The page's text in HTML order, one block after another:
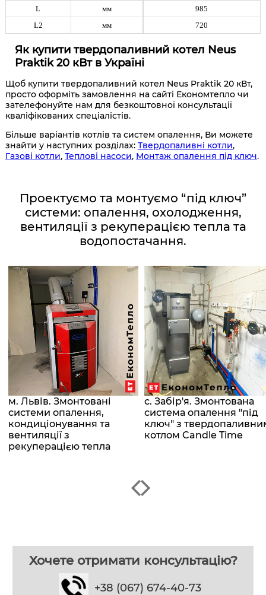
L мм
985
L2
мм 720
Як купити твердопаливний котел Neus
Praktik 20 кВт в Україні
Щоб купити твердопаливний котел Neus Praktik 20 кВт,
просто оформіть замовлення на сайті Економтепло чи
зателефонуйте нам для безкоштовної консультації
кваліфікованих спеціалістів.
Більше варіантів котлів та систем опалення, Ви можете
знайти у наступних розділах: Твердопаливні котли,
Газові котли, Теплові насоси, Монтаж опалення під ключ.
Проектуємо та монтуємо “під ключ”
системи: опалення, охолодження,
вентиляції з рекуперацією тепла та
водопостачання.
м. Львів. Змонтовані
системи опалення,
кондиціонування та
вентиляції з
рекуперацією тепла
с. Забір'я. Змонтована
система опалення "під
ключ" з
котлом Candle Time
Хочете отримати консультацію?
+38 (067) 674-40-73